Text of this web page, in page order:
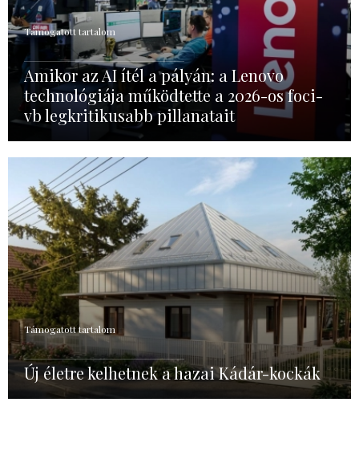
Támogatott tartalom
Amikor az AI ítél a pályán: a Lenovo
technológiája működtette a 2026-os foci-
vb legkritikusabb pillanatait
Támogatott tartalom
Új életre kelhetnek a hazai Kádár-kockák